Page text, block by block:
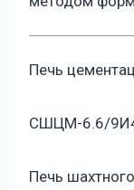
Печь
СШЦМ-6.6/
Печь